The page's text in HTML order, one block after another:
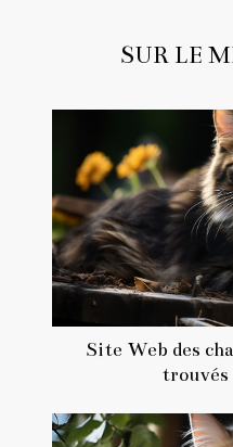
SUR LE
Site Web des
trouvés